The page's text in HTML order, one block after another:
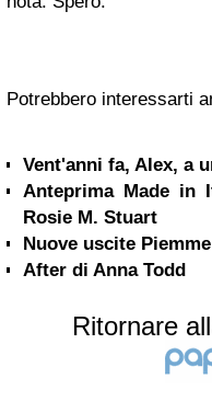
Potrebbero interessarti
Vent'anni fa, Alex, a
Anteprima Made in
Rosie M. Stuart
Nuove uscite Piemme
After di Anna Todd
Ritornare